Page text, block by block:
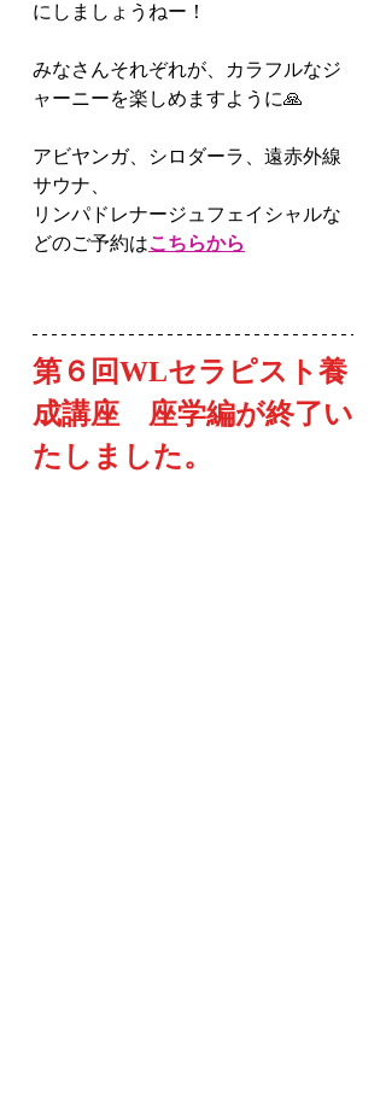
にしましょうねー！
みなさんそれぞれが、カラフルなジ
ャーニーを楽しめますように🙏
アビヤンガ、シロダーラ、遠赤外線
サウナ、
リンパドレナージュフェイシャルな
どのご予約はこちらから
第６回WLセラピスト養
成講座　座学編が終了い
たしました。